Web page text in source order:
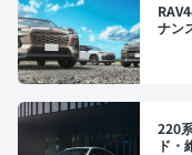
ナン
220
ド・